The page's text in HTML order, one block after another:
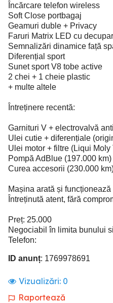
Încărcare telefon wireless
Soft Close portbagaj
Geamuri duble + Privacy
Faruri Matrix LED cu
Semnalizări dinamice față
Diferențial sport
Sunet sport V8 tobe active
2 chei + 1 cheie plastic
+ multe altele
Întreținere recentă:
Garnituri V + electrovalvă
Ulei cutie + diferențiale
Ulei motor + filtre (Liqui Moly
Pompă AdBlue (197.000 km)
Curea accesorii (230.000
Mașina arată și
Întreținută atent, fără
Preț: 25.000
Negociabil în limita bunului
Telefon:
ID anunț: 1769978691
Vizualizări: 0
Raportează